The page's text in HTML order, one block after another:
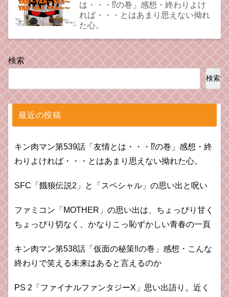
は・・・⁉︎の巻」感想・終わりよけ
れば・・・とはあまり思えない拗れ
た心。
検索
検索
最近の投稿
キン肉マン第539話「友情とは・・・⁉︎の巻」感想・終
わりよければ・・・とはあまり思えない拗れた心。
SFC「餓狼伝説2」と「スペシャル」の思い出と呪い
ファミコン「MOTHER」の思い出は、ちょっぴり甘く
ちょっぴり切なく、かなりこっ恥ずかしい青春の一頁
キン肉マン第538話「仮面の秘策‼︎の巻」感想・こんな
終わりで笑える未来はあると言えるのか
PS 2「ファイナルファンタジーX」思い出語り。近く